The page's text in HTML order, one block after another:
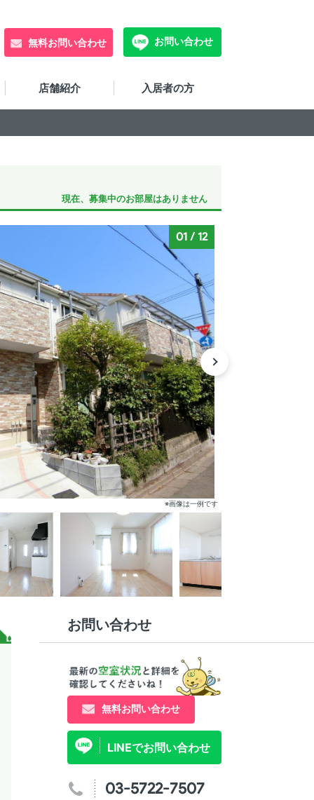
無料お問い合わせ お問い合わせ
店舗紹介 入居者の方
現在、募集中のお部屋はありません
01 /12
※画像は一例です
お問い合わせ
無料お問い合わせ
LINEでお問い合わせ
03-5722-7507